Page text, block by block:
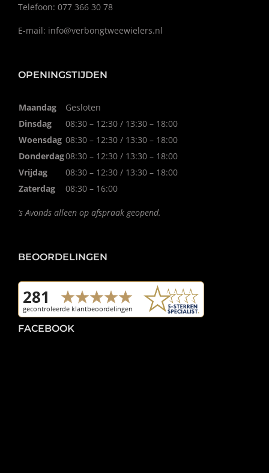
Telefoon: 077 366 30 78
E-mail: info@verbongtweewielers.nl
OPENINGSTIJDEN
Maandag
Gesloten
Dinsdag
08:30 – 12:30 / 13:30 – 18:00
Woensdag 08:30 – 12:30 / 13:30 – 18:00
Donderdag08:30 – 12:30 / 13:30 – 18:00
Vrijdag
08:30 – 12:30 / 13:30 – 18:00
Zaterdag
08:30 – 16:00
’s Avonds alleen op afspraak geopend.
BEOORDELINGEN
FACEBOOK